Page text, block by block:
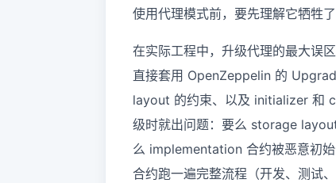
使用代理模式前，要先理解它牺牲了
在实际工程中，升级代理的最大误
直接套用 OpenZeppelin 的
layout 的约束、以及 initializer 和
级时就出问题：要么 storage
么 implementation 合约被恶意初
合约跑一遍完整流程（开发、测试